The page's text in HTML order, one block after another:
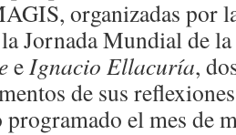
organizadas por
Jornada Mundial de
eIgnacio Ellacuría,
de sus
el mes de